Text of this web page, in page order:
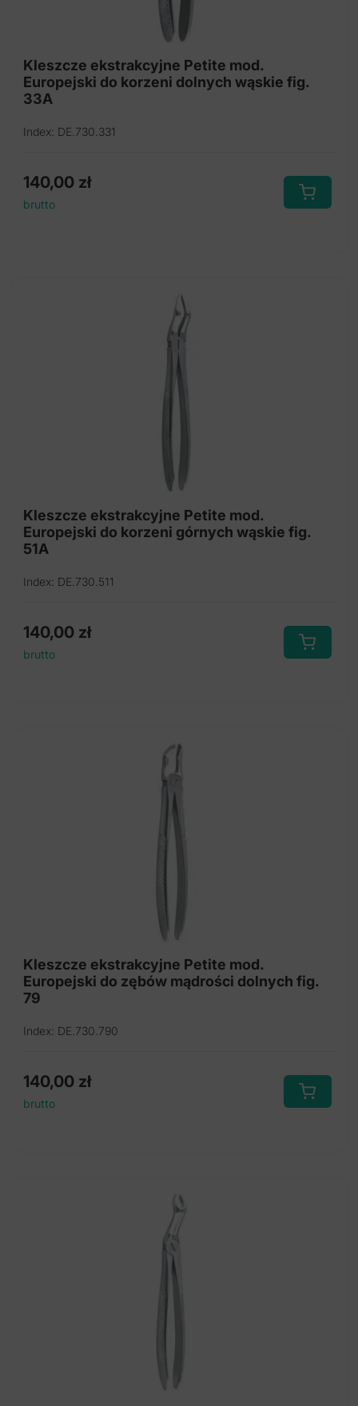
Zestawy instrumentów ekstrakcyjnych
Strzykawki
Europejski
Kleszcze ekstrakcyjne Routurier
Kleszcze ekstrakcyjne mod. Europejski
Kleszcze ekstrakcyjne mod. amerykański
Power-Grip Kleszcze ekstrakcyjne
Kleszcze ekstrakcyjne tytanowe
Century-Line Dźwignie
Century-Line Zestawy dźwigni
Pensety
Kleszcze ekstrakcyjne Petite mod.
Europejski do korzeni dolnych wąskie fig.
33A
Index: DE.730.331
140,00 zł
brutto
Kleszcze ekstrakcyjne Petite mod.
Europejski do korzeni górnych wąskie fig.
51A
Index: DE.730.511
140,00 zł
brutto
Kleszcze ekstrakcyjne Petite mod.
Europejski do zębów mądrości dolnych fig.
79
Index: DE.730.790
140,00 zł
brutto